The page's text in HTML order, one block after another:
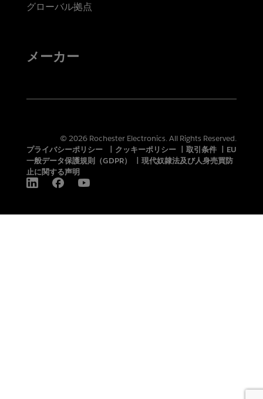
グローバル拠点
メーカー
© 2026 Rochester Electronics. All Rights Reserved.
プライバシーポリシー
クッキーポリシー 取引条件
EU
一般データ保護規則（GDPR）
現代奴隷法及び人身売買防
止に関する声明